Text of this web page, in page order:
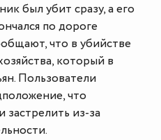
был убит сразу, а его
по дороге
что в убийстве
который в
Пользователи
что
из-за